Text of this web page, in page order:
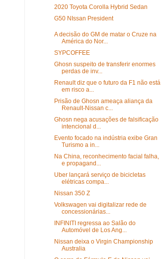
2020 Toyota Corolla Hybrid Sedan
G50 NIssan President
A decisão do GM de matar o Cruze na
América do Nor...
SYPCOFFEE
Ghosn suspeito de transferir enormes
perdas de inv...
Renault diz que o futuro da F1 não está
em risco a...
Prisão de Ghosn ameaça aliança da
Renault-Nissan c...
Ghosn nega acusações de falsificação
intencional d...
Evento focado na indústria exibe Gran
Turismo a in...
Na China, reconhecimento facial falha,
e propagand...
Uber lançará serviço de bicicletas
elétricas compa...
Nissan 350 Z
Volkswagen vai digitalizar rede de
concessionárias...
INFINITI regressa ao Salão do
Automóvel de Los Ang...
Nissan deixa o Virgin Championship
Australia